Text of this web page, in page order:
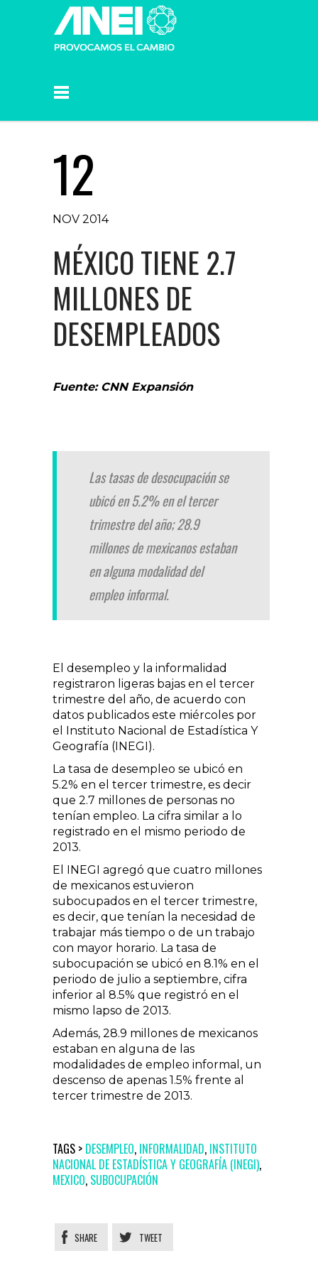
12
NOV 2014
MÉXICO TIENE 2.7
MILLONES DE
DESEMPLEADOS
Fuente: CNN Expansión
Las tasas de desocupación se
ubicó en 5.2% en el tercer
trimestre del año; 28.9
millones de mexicanos estaban
en alguna modalidad del
empleo informal.
El desempleo y la informalidad
registraron ligeras bajas en el tercer
trimestre del año, de acuerdo con
datos publicados este miércoles por
el Instituto Nacional de Estadística Y
Geografía (INEGI).
La tasa de desempleo se ubicó en
5.2% en el tercer trimestre, es decir
que 2.7 millones de personas no
tenían empleo. La cifra similar a lo
registrado en el mismo periodo de
2013.
El INEGI agregó que cuatro millones
de mexicanos estuvieron
subocupados en el tercer trimestre,
es decir, que tenían la necesidad de
trabajar más tiempo o de un trabajo
con mayor horario. La tasa de
subocupación se ubicó en 8.1% en el
periodo de julio a septiembre, cifra
inferior al 8.5% que registró en el
mismo lapso de 2013.
Además, 28.9 millones de mexicanos
estaban en alguna de las
modalidades de empleo informal, un
descenso de apenas 1.5% frente al
tercer trimestre de 2013.
TAGS > DESEMPLEO, INFORMALIDAD, INSTITUTO
NACIONAL DE ESTADÍSTICA Y GEOGRAFÍA (INEGI),
MEXICO, SUBOCUPACIÓN
SHARE TWEET